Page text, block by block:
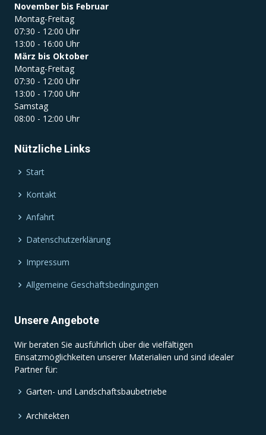
November bis Februar
Montag-Freitag
07:30 - 12:00 Uhr
13:00 - 16:00 Uhr
März bis Oktober
Montag-Freitag
07:30 - 12:00 Uhr
13:00 - 17:00 Uhr
Samstag
08:00 - 12:00 Uhr
Nützliche Links
Start
Kontakt
Anfahrt
Datenschutzerklärung
Impressum
Allgemeine Geschäftsbedingungen
Unsere Angebote
Wir beraten Sie ausführlich über die vielfältigen
Einsatzmöglichkeiten unserer Materialien und sind idealer
Partner für:
Garten- und Landschaftsbaubetriebe
Architekten